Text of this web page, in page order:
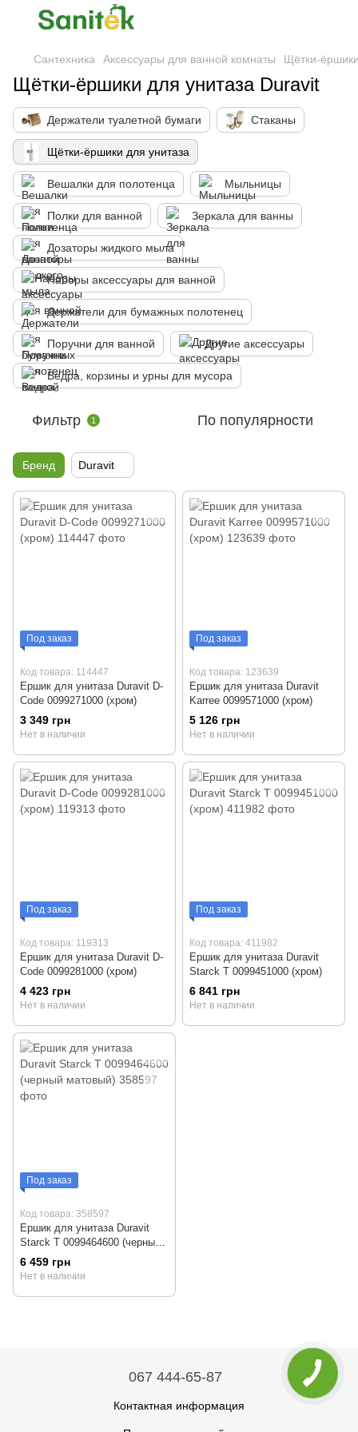
Сантехника Аксессуары для ванной комнаты Щётки-
Щётки-ёршики для унитаза Duravit
Держатели туалетной бумаги Стаканы
Щётки-ёршики для унитаза
Вешалки для полотенца Мыльницы
Полки для ванной Зеркала для ванны
Дозаторы жидкого мыла
Наборы аксессуары для ванной
Держатели для бумажных полотенец
Поручни для ванной Другие аксессуары
Ведра, корзины и урны для мусора
Фильтр 1 По популярности
Бренд Duravit
Под заказ
Код товара: 114447
Ершик для унитаза Duravit D-
Code 0099271000 (хром)
3 349 грн
Нет в наличии
Под заказ
Код товара: 123639
Ершик для унитаза Duravit
Karree 0099571000 (хром)
5 126 грн
Нет в наличии
Под заказ
Код товара: 119313
Ершик для унитаза Duravit D-
Code 0099281000 (хром)
4 423 грн
Нет в наличии
Под заказ
Код товара: 411982
Ершик для унитаза Duravit
Starck T 0099451000 (хром)
6 841 грн
Нет в наличии
Под заказ
Код товара: 358597
Ершик для унитаза Duravit
Starck T 0099464600 (черный
матовый)
6 459 грн
Нет в наличии
067 444-65-87
Контактная информация